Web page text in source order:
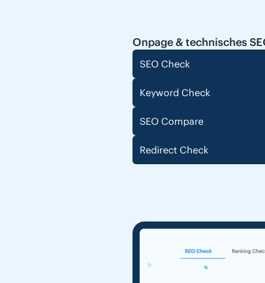
Onpage & technisches
SEO Check
Keyword Check
SEO Compare
Redirect Check